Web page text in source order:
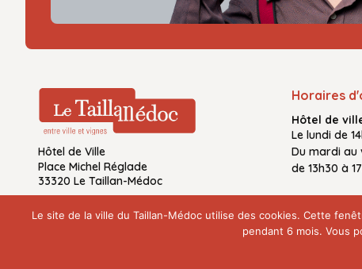
Hôtel de Ville
Place Michel Réglade
33320 Le Taillan-Médoc
Horaires
Hôtel de
Le lundi de
Du mardi au
de 13h30 à
© 2026 Ville du Taillan-Médoc - Tous droits réservés
Le site de la ville du Taillan-Médoc utilise des cookies. Cette
pendant 6 mois. Vous